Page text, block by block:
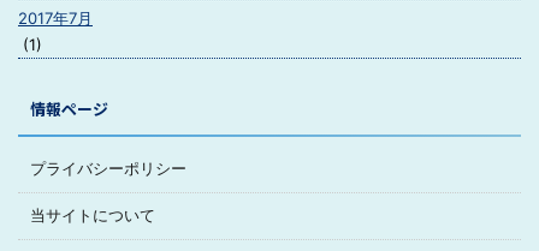
2017年7月
(1)
情報ページ
プライバシーポリシー
当サイトについて